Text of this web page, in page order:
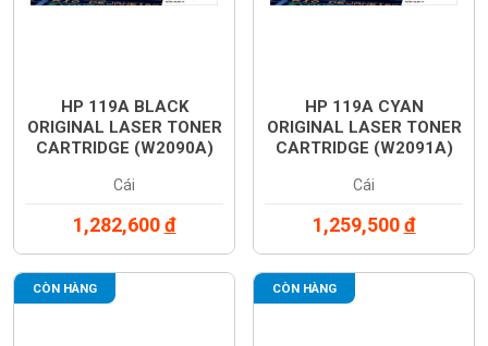
HP 119A BLACK
ORIGINAL LASER TONER
CARTRIDGE (W2090A)
Cái
1,282,600đ
HP 119A CYAN
ORIGINAL LASER TONER
CARTRIDGE (W2091A)
Cái
1,259,500đ
CÒN HÀNG CÒN HÀNG